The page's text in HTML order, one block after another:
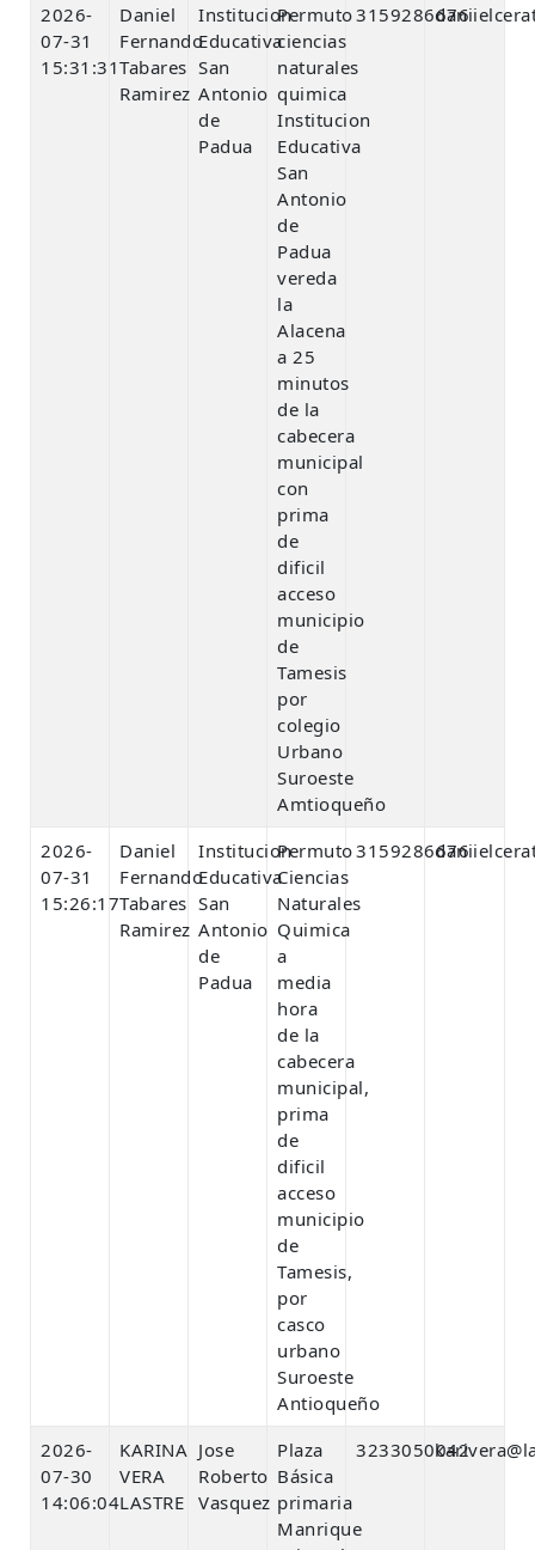
2026-
07-31
15:31:31
Daniel
Fernando
Tabares
Ramirez
Institucion
Educativa
San
Antonio
de
Padua
Permuto
ciencias
naturales
quimica
Institucion
Educativa
San
Antonio
de
Padua
vereda
la
Alacena
a 25
minutos
de la
cabecera
municipal
con
prima
de
dificil
acceso
municipio
de
Tamesis
por
colegio
Urbano
Suroeste
Amtioqueño
3159286676
2026-
07-31
15:26:17
Daniel
Fernando
Tabares
Ramirez
Institucion
Educativa
San
Antonio
de
Padua
Permuto
Ciencias
Naturales
Quimica
a
media
hora
de la
cabecera
municipal,
prima
de
dificil
acceso
municipio
de
Tamesis,
por
casco
urbano
Suroeste
Antioqueño
3159286676
2026-
07-30
14:06:04
KARINA
VERA
LASTRE
Jose
Roberto
Vasquez
Plaza
Básica
primaria
Manrique
3233050042